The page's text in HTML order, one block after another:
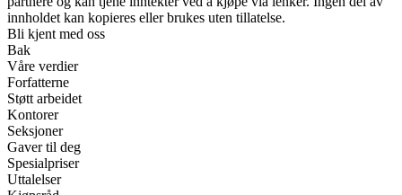
innholdet kan kopieres eller brukes uten tillatelse.
Bli kjent med oss
Bak
Våre verdier
Forfatterne
Støtt arbeidet
Kontorer
Seksjoner
Gaver til deg
Spesialpriser
Uttalelser